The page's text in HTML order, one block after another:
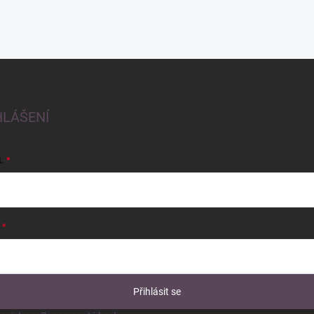
Přihlásit se